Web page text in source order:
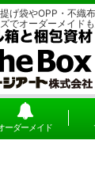
げ袋やOPP・不織
でオーダーメイド
ーダーメイド